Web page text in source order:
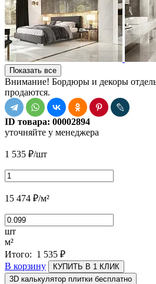
Показать все
Внимание! Бордюры и декоры
продаются.
ID товара: 00002894
уточняйте у менеджера
1 535 ₽/шт
15 474 ₽/м²
шт
м²
Итого: 1 535 ₽
В корзину
КУПИТЬ В 1 КЛИК
3D калькулятор плитки бесплатно